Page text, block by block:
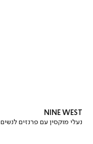
NINE WEST
נעלי מוקסין עם פרנזים לנשים